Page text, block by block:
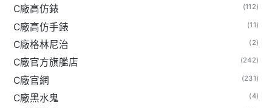
C廠高仿錶 (112)
C廠高仿手錶 (11)
C廠格林尼治 (2)
C廠官方旗艦店 (242)
C廠官網 (231)
C廠黑水鬼 (4)